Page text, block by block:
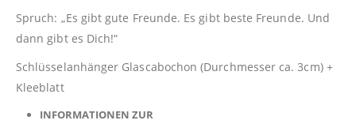
Spruch: „Es gibt gute Freunde. Es gibt beste Freunde. Und
dann gibt es Dich!“
Schlüsselanhänger Glascabochon (Durchmesser ca. 3cm) +
Kleeblatt
INFORMATIONEN ZUR